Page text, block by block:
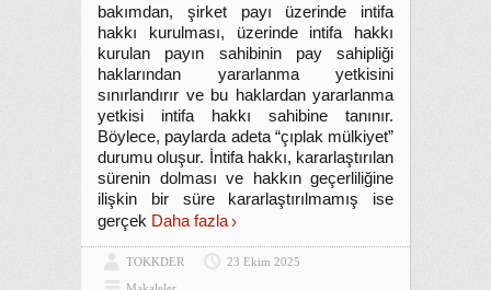
bakımdan, şirket payı üzerinde intifa
hakkı kurulması, üzerinde intifa hakkı
kurulan payın sahibinin pay sahipliği
haklarından yararlanma yetkisini
sınırlandırır ve bu haklardan yararlanma
yetkisi intifa hakkı sahibine tanınır.
Böylece, paylarda adeta “çıplak mülkiyet”
durumu oluşur. İntifa hakkı, kararlaştırılan
sürenin dolması ve hakkın geçerliliğine
ilişkin bir süre kararlaştırılmamış ise
gerçek Daha fazla
TOKKDER
23 Ekim 2025